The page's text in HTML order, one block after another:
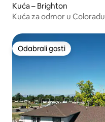
Kuća – Brighton
Kuća za odmor u Coloradu
Odabrali gosti
Odabrali gosti